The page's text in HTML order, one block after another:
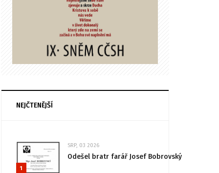
NEJČTENĚJŠÍ
1
SRP, 03 2026
Odešel bratr farář Josef Bobrovský